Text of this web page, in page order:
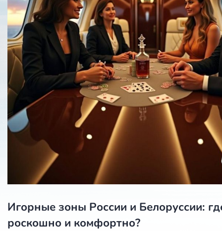
Игорные зоны России и Белоруссии:
роскошно и комфортно?